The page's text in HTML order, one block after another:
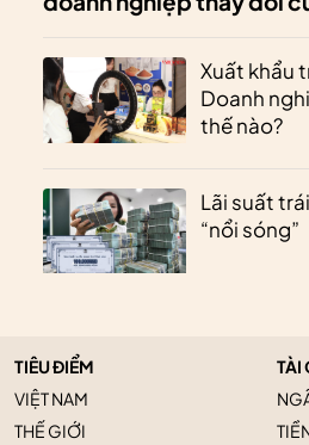
Xuất khẩu
Doanh
thế nào?
Lãi suất
“nổi sóng”
TIÊU ĐIỂM
VIỆT NAM
THẾ GIỚI
TÀI